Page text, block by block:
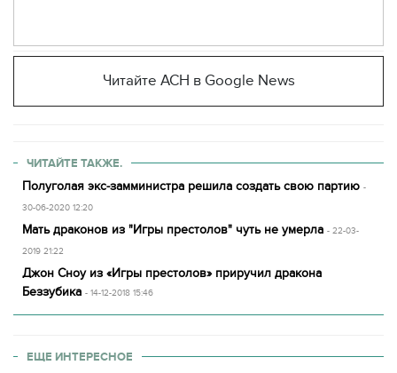
Читайте АСН в Google News
ЧИТАЙТЕ ТАКЖЕ.
Полуголая экс-замминистра решила создать свою партию -
30-06-2020 12:20
Мать драконов из "Игры престолов" чуть не умерла - 22-03-
2019 21:22
Джон Сноу из «Игры престолов» приручил дракона
Беззубика - 14-12-2018 15:46
ЕЩЕ ИНТЕРЕСНОЕ